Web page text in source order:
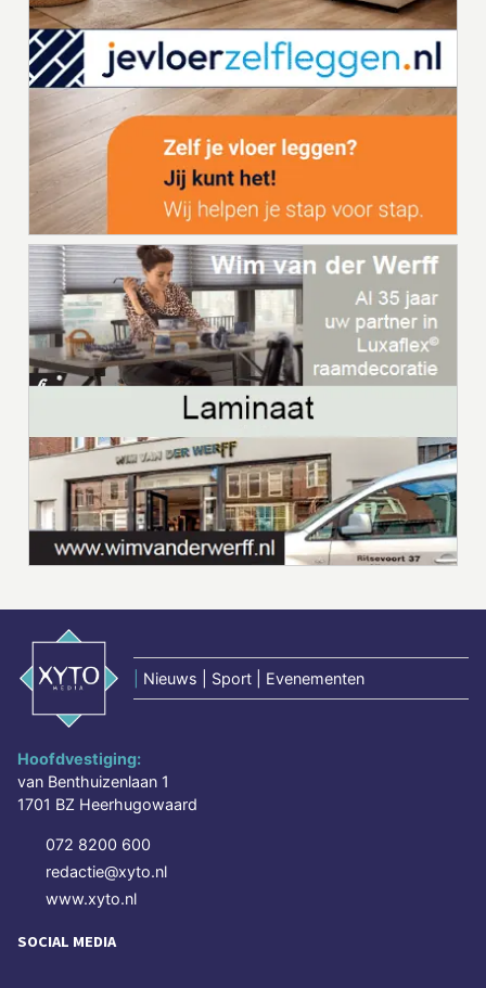
Nieuws | Sport | Evenementen
Hoofdvestiging:
van Benthuizenlaan 1
1701 BZ Heerhugowaard
072 8200 600
redactie@xyto.nl
www.xyto.nl
SOCIAL MEDIA